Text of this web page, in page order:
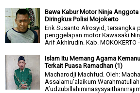
Bawa Kabur Motor Ninja Anggota
Diringkus Polisi Mojokerto
Erik Susanto Alrosyid, tersangka
penggelapan motor Kawasaki
Arif Akhirudin. Kab. MOKOKERTO -
Islam Itu Memang Agama
Terkait Puasa Ramadhan (1)
Macharodji Machfud. Oleh:
Assalamu’alaikum